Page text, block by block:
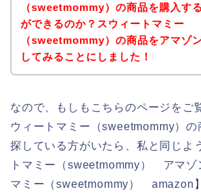
（sweetmommy）の商品を購入す
ができるのか？スウィートマミー
（sweetmommy）の商品をアマゾ
してみることにしました！
なので、もしもこちらのページをご
ウィートマミー（sweetmommy）
探している方がいたら、私と同じよ
トマミー（sweetmommy） アマゾ
マミー（sweetmommy） amazon